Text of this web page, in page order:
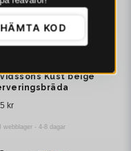
Kust beige
kr
I webblager - 4-8 dagar
HÄMTA KOD